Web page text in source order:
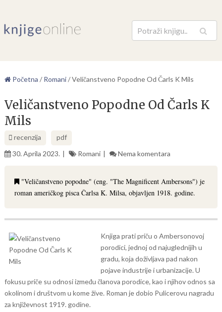
Pretraga
Početna / Romani/Veličanstveno Popodne Od Čarls K Mils
Veličanstveno Popodne Od Čarls K
Mils
recenzija
pdf
30. Aprila 2023.
Romani Nema komentara
"Veličanstveno popodne" (eng. "The Magnificent Ambersons") je
roman američkog pisca Čarlsa K. Milsa, objavljen 1918. godine.
Knjiga prati priču o Ambersonovoj
porodici, jednoj od najuglednijih u
gradu, koja doživljava pad nakon
pojave industrije i urbanizacije. U
fokusu priče su odnosi između članova porodice, kao i njihov odnos sa
okolinom i društvom u kome žive. Roman je dobio Pulicerovu nagradu
za književnost 1919. godine.